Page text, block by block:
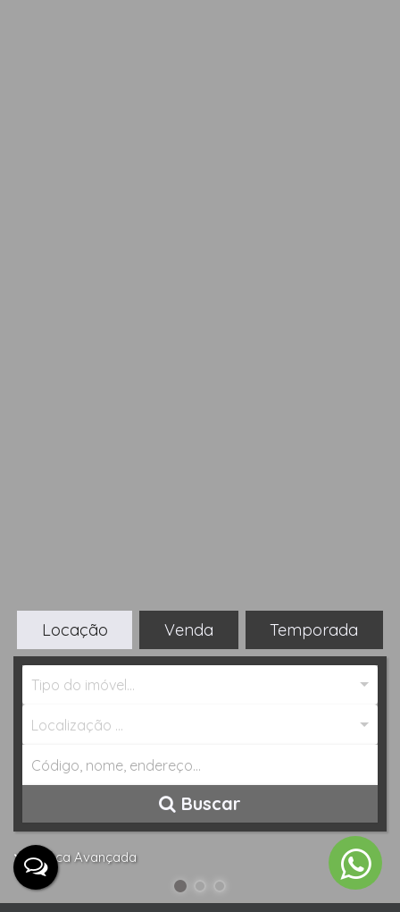
Locação Venda Temporada
Tipo do imóvel...
Localização ...
Buscar
Busca Avançada